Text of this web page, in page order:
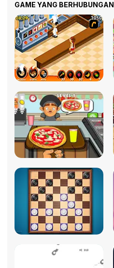
GAME YANG BERHUBUNGAN